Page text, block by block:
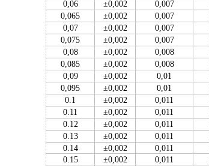
0,06
±0,002 0,007
0,065
±0,002 0,007
0,07
±0,002 0,007
0,075
±0,002 0,007
0,08
±0,002 0,008
0,085
±0,002 0,008
0,09
±0,002 0,01
0,095
±0,002 0,01
0.1
±0,002 0,011
0.11
±0,002 0,011
0.12
±0,002 0,011
0.13
±0,002 0,011
0.14
±0,002 0,011
0.15
±0,002 0,011